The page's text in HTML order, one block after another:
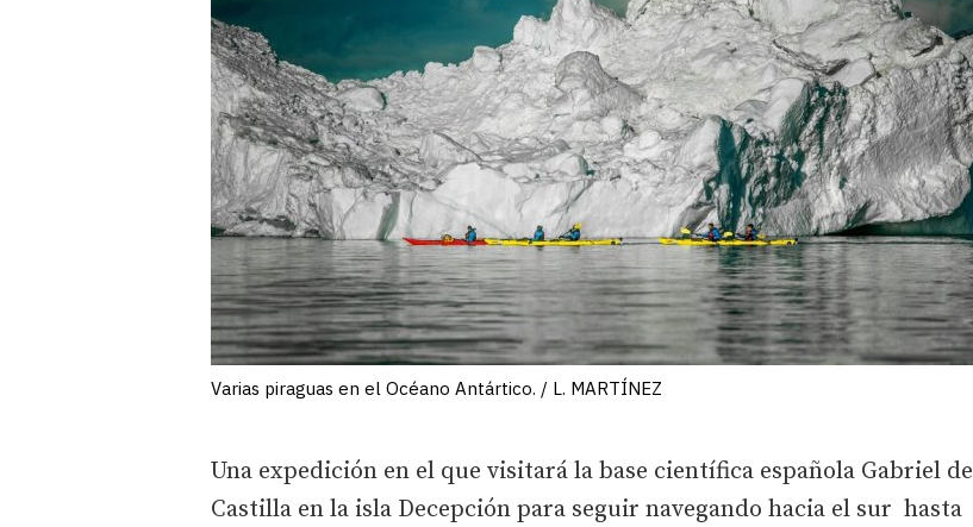
Varias piraguas en el Océano Antártico. / L. MARTÍNEZ
Una expedición en el que visitará la base científica española Gabriel de
Castilla en la isla Decepción para seguir navegando hacia el sur hasta